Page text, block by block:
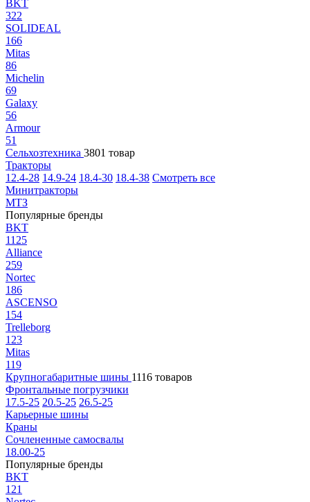
BKT
322
SOLIDEAL
166
Mitas
86
Michelin
69
Galaxy
56
Armour
51
Сельхозтехника 3801 товар
Тракторы
12.4-28 14.9-24 18.4-30 18.4-38 Смотреть все
Минитракторы
МТЗ
Популярные бренды
BKT
1125
Alliance
259
Nortec
186
ASCENSO
154
Trelleborg
123
Mitas
119
Крупногабаритные шины 1116 товаров
Фронтальные погрузчики
17.5-25 20.5-25 26.5-25
Карьерные шины
Краны
Сочлененные самосвалы
18.00-25
Популярные бренды
BKT
121